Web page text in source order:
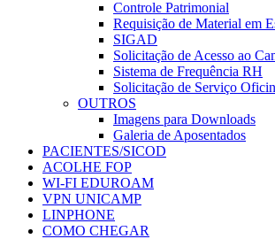
Controle Patrimonial
Requisição de Material em
SIGAD
Solicitação de Acesso ao
Sistema de Frequência RH
Solicitação de Serviço
OUTROS
Imagens para Downloads
Galeria de Aposentados
PACIENTES/SICOD
ACOLHE FOP
WI-FI EDUROAM
VPN UNICAMP
LINPHONE
COMO CHEGAR